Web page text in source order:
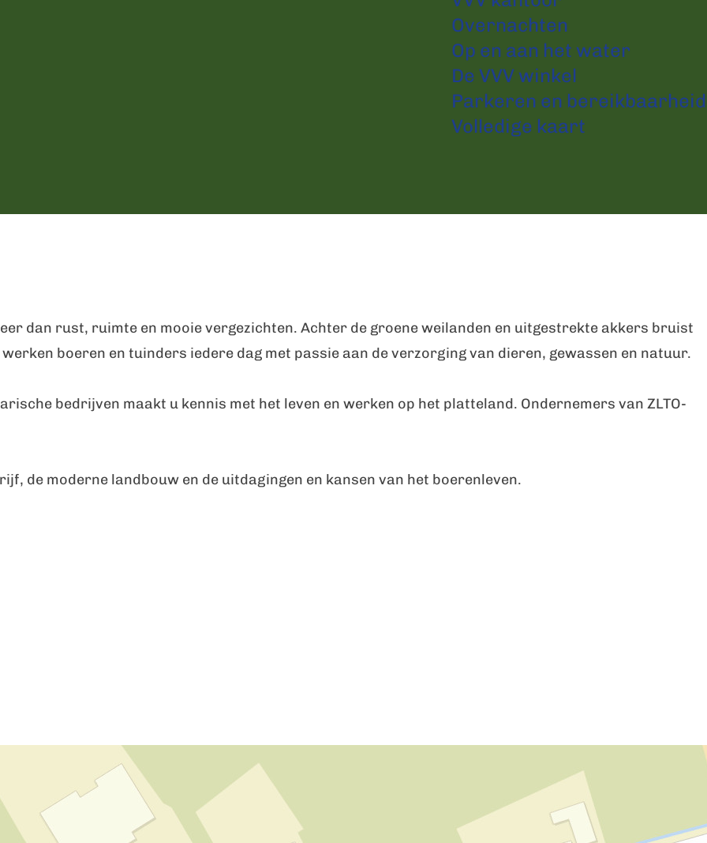
Overnachten
Op en aan het water
De VVV winkel
Parkeren en bereikbaarheid
Volledige kaart
dan rust, ruimte en mooie vergezichten. Achter de groene weilanden en uitgestrekte akkers bruist
boeren en tuinders iedere dag met passie aan de verzorging van dieren, gewassen en natuur.
bedrijven maakt u kennis met het leven en werken op het platteland. Ondernemers van ZLTO-
de moderne landbouw en de uitdagingen en kansen van het boerenleven.